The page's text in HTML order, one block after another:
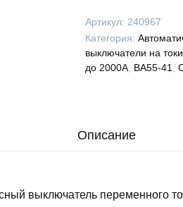
41-
344750-
400А-690AC-
240967
Артикул: 240967
Категория:
выключатели на
до 2000А, ВА55-41
Описание
выключатель переменного